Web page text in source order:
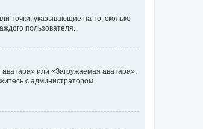
точки, указывающие на то, сколько
пользователя.
или «Загружаемая аватара».
с администратором